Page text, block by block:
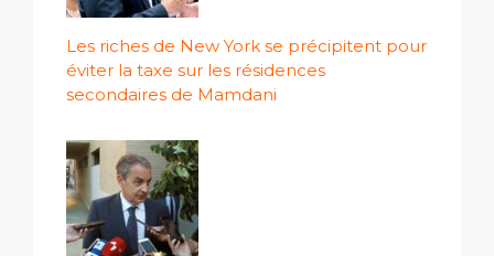
Les riches de New York se précipitent pour
éviter la taxe sur les résidences
secondaires de Mamdani